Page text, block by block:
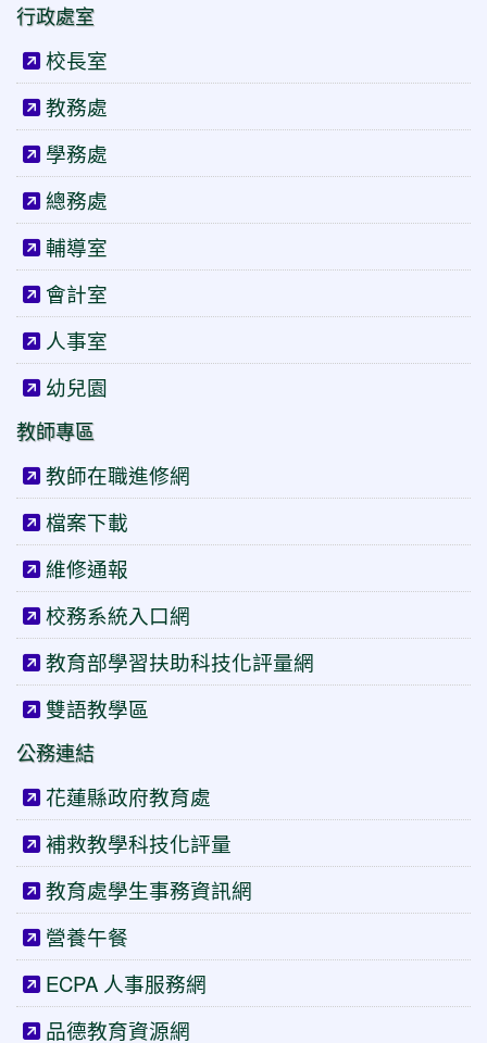
行政處室
校長室
教務處
學務處
總務處
輔導室
會計室
人事室
幼兒園
教師專區
教師在職進修網
檔案下載
維修通報
校務系統入口網
教育部學習扶助科技化評量網
雙語教學區
公務連結
花蓮縣政府教育處
補救教學科技化評量
教育處學生事務資訊網
營養午餐
ECPA 人事服務網
品德教育資源網